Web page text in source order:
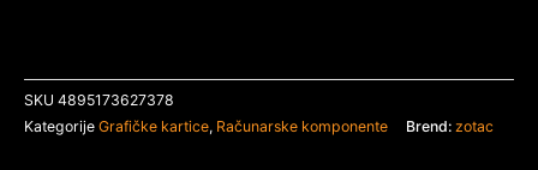
SKU 4895173627378
Kategorije Grafičke kartice, Računarske komponente Brend: zotac